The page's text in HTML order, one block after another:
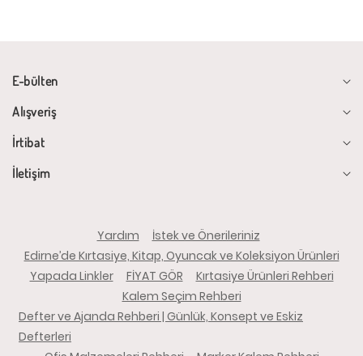
E-bülten
Alışveriş
İrtibat
İletişim
Yardım
İstek ve Önerileriniz
Edirne’de Kırtasiye, Kitap, Oyuncak ve Koleksiyon Ürünleri
Yapada Linkler
FİYAT GÖR
Kırtasiye Ürünleri Rehberi
Kalem Seçim Rehberi
Defter ve Ajanda Rehberi | Günlük, Konsept ve Eskiz
Defterleri